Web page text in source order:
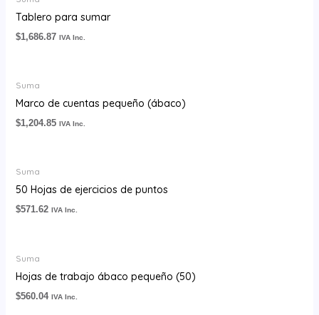
Tablero para sumar
$1,686.87 IVA Inc.
Suma
Marco de cuentas pequeño (ábaco)
$1,204.85 IVA Inc.
Suma
50 Hojas de ejercicios de puntos
$571.62 IVA Inc.
Suma
Hojas de trabajo ábaco pequeño (50)
$560.04 IVA Inc.